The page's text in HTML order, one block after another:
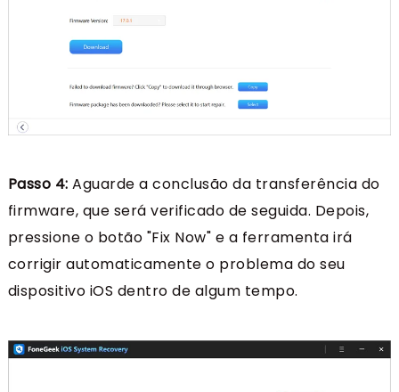
Passo 4:Aguarde a conclusão da transferência do
firmware, que será verificado de seguida. Depois,
pressione o botão "Fix Now" e a ferramenta irá
corrigir automaticamente o problema do seu
dispositivo iOS dentro de algum tempo.